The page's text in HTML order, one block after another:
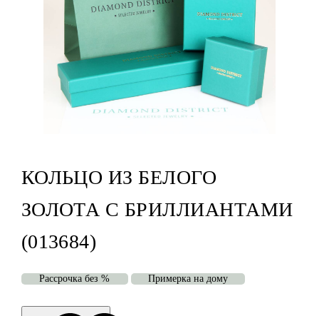
КОЛЬЦО ИЗ БЕЛОГО
ЗОЛОТА С БРИЛЛИАНТАМИ
(013684)
Рассрочка без % Примерка на дому